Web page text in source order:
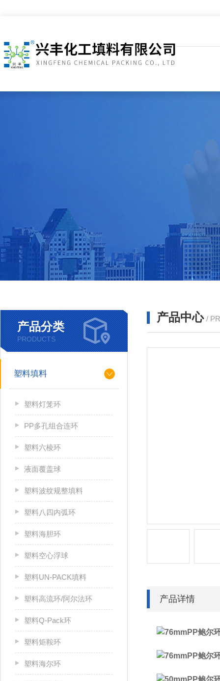
产品分类
PRODUCTS
塑料填料
塑料灯笼环
PP多孔组合连环
塑料六棱环
液面覆盖球
塑料波纹规整填料
塑料八四内弧环
塑料海胆环
塑料空心浮球
塑料UN-PACK填料
塑料高流环/阿尔法环
塑料Q-Pack环
塑料矩鞍环
塑料海尔环
产品中心 /
产品详情